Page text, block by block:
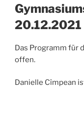
20.12.2021
Das Programm für
offen.
Danielle Cîmpean